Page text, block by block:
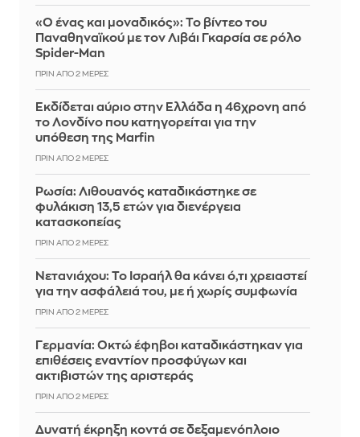
«Ο ένας και μοναδικός»: Το βίντεο του
Παναθηναϊκού με τον Λιβάι Γκαρσία σε ρόλο
Spider-Man
ΠΡΙΝ ΑΠΌ 2 ΜΈΡΕΣ
Εκδίδεται αύριο στην Ελλάδα η 46χρονη από
το Λονδίνο που κατηγορείται για την
υπόθεση της Marfin
ΠΡΙΝ ΑΠΌ 2 ΜΈΡΕΣ
Ρωσία: Λιθουανός καταδικάστηκε σε
φυλάκιση 13,5 ετών για διενέργεια
κατασκοπείας
ΠΡΙΝ ΑΠΌ 2 ΜΈΡΕΣ
Νετανιάχου: Το Ισραήλ θα κάνει ό,τι χρειαστεί
για την ασφάλειά του, με ή χωρίς συμφωνία
ΠΡΙΝ ΑΠΌ 2 ΜΈΡΕΣ
Γερμανία: Οκτώ έφηβοι καταδικάστηκαν για
επιθέσεις εναντίον προσφύγων και
ακτιβιστών της αριστεράς
ΠΡΙΝ ΑΠΌ 2 ΜΈΡΕΣ
Δυνατή έκρηξη κοντά σε δεξαμενόπλοιο